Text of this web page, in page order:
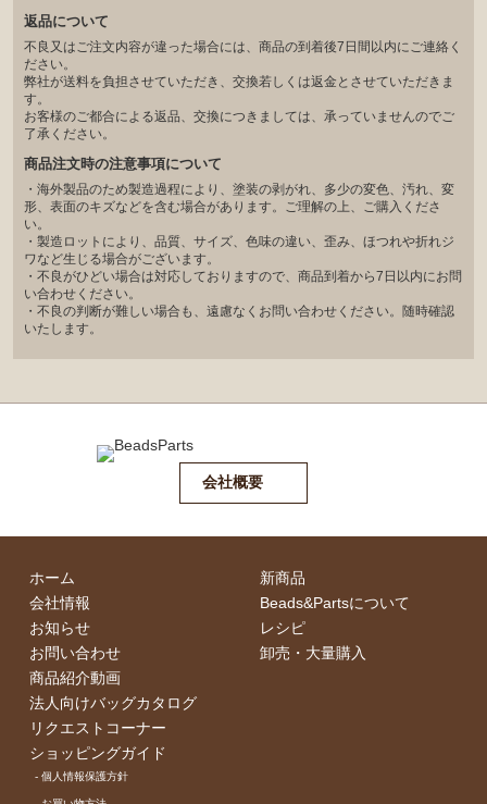
返品について
不良又はご注文内容が違った場合には、商品の到着後7日間以内にご連絡く
ださい。
弊社が送料を負担させていただき、交換若しくは返金とさせていただきま
す。
お客様のご都合による返品、交換につきましては、承っていませんのでご
了承ください。
商品注文時の注意事項について
・海外製品のため製造過程により、塗装の剥がれ、多少の変色、汚れ、変
形、表面のキズなどを含む場合があります。ご理解の上、ご購入くださ
い。
・製造ロットにより、品質、サイズ、色味の違い、歪み、ほつれや折れジ
ワなど生じる場合がございます。
・不良がひどい場合は対応しておりますので、商品到着から7日以内にお問
い合わせください。
・不良の判断が難しい場合も、遠慮なくお問い合わせください。随時確認
いたします。
会社概要
ホーム
会社情報
お知らせ
お問い合わせ
商品紹介動画
法人向けバッグカタログ
リクエストコーナー
新商品
Beads&Partsについて
レシピ
卸売・⼤量購⼊
ショッピングガイド
- 個⼈情報保護⽅針